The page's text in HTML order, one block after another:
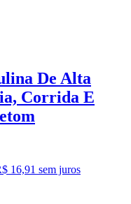
De Alta
Corrida E
16,91 sem juros